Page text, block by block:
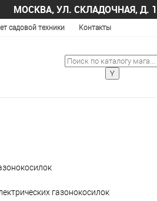
МОСКВА, УЛ. СКЛАДОЧНАЯ, Д.
садовой техники Контакты
газонокосилок